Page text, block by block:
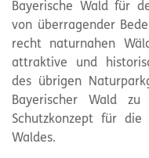
Bayerische Wald für
von überragender
recht naturnahen
attraktive und
des übrigen
Bayerischer Wald
Schutzkonzept für die
Waldes.